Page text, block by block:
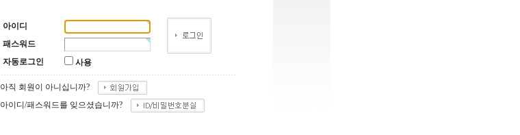
아이디
패스워드
자동로그인
사용
아직 회원이 아니십니까?
아이디/패스워드를 잊으셨습니까?